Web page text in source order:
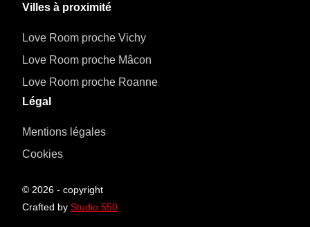
Villes à proximité
Love Room proche Vichy
Love Room proche Mâcon
Love Room proche Roanne
Légal
Mentions légales
Cookies
© 2026 - copyright
Crafted by Studio 550